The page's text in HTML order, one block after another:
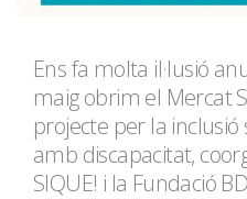
Ens fa molta il·lusió
maig obrim el Mercat
projecte per la inclusió
amb discapacitat,
SIQUE! i la Fundació